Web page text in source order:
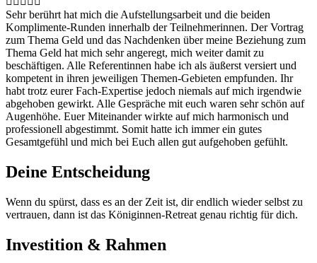
Sehr berührt hat mich die Aufstellungsarbeit und die beiden
Komplimente-Runden innerhalb der Teilnehmerinnen. Der Vortrag
zum Thema Geld und das Nachdenken über meine Beziehung zum
Thema Geld hat mich sehr angeregt, mich weiter damit zu
beschäftigen. Alle Referentinnen habe ich als äußerst versiert und
kompetent in ihren jeweiligen Themen-Gebieten empfunden. Ihr
habt trotz eurer Fach-Expertise jedoch niemals auf mich irgendwie
abgehoben gewirkt. Alle Gespräche mit euch waren sehr schön auf
Augenhöhe. Euer Miteinander wirkte auf mich harmonisch und
professionell abgestimmt. Somit hatte ich immer ein gutes
Gesamtgefühl und mich bei Euch allen gut aufgehoben gefühlt.
Deine Entscheidung
Wenn du spürst, dass es an der Zeit ist, dir endlich wieder selbst zu
vertrauen, dann ist das Königinnen-Retreat genau richtig für dich.
Investition & Rahmen